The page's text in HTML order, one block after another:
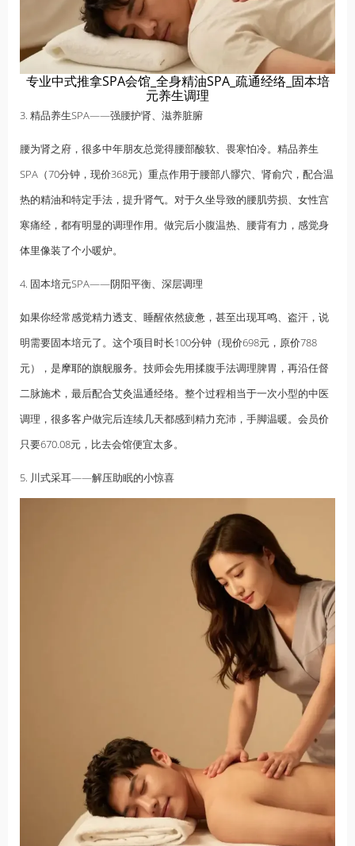
专业中式推拿SPA会馆_全身精油SPA_疏通经络_固本培
元养生调理
3. 精品养生SPA——强腰护肾、滋养脏腑
腰为肾之府，很多中年朋友总觉得腰部酸软、畏寒怕冷。精品养生
SPA（70分钟，现价368元）重点作用于腰部八髎穴、肾俞穴，配合温
热的精油和特定手法，提升肾气。对于久坐导致的腰肌劳损、女性宫
寒痛经，都有明显的调理作用。做完后小腹温热、腰背有力，感觉身
体里像装了个小暖炉。
4. 固本培元SPA——阴阳平衡、深层调理
如果你经常感觉精力透支、睡醒依然疲惫，甚至出现耳鸣、盗汗，说
明需要固本培元了。这个项目时长100分钟（现价698元，原价788
元），是摩耶的旗舰服务。技师会先用揉腹手法调理脾胃，再沿任督
二脉施术，最后配合艾灸温通经络。整个过程相当于一次小型的中医
调理，很多客户做完后连续几天都感到精力充沛，手脚温暖。会员价
只要670.08元，比去会馆便宜太多。
5. 川式采耳——解压助眠的小惊喜